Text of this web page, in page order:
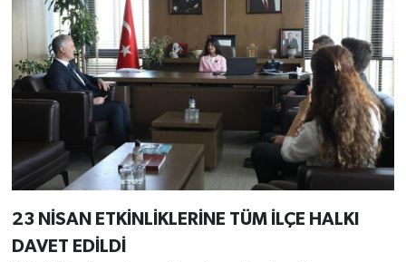
23 NİSAN ETKİNLİKLERİNE TÜM İLÇE HALKI
DAVET EDİLDİ